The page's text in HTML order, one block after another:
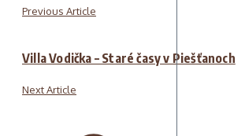
Previous Article
Villa Vodička – Staré časy v Piešťanoch
Next Article